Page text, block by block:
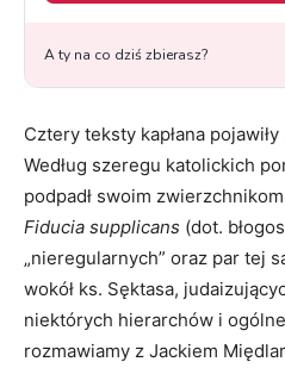
Cztery teksty kapłana
Według szeregu katolickich
podpadł swoim
Fiducia supplicans (dot.
„nieregularnych” oraz par tej
wokół ks. Sęktasa,
niektórych hierarchów i
rozmawiamy z Jackiem